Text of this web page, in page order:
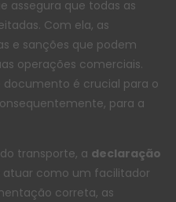
assegura que todas as
Com ela, as
e sanções que podem
operações comerciais.
documento é crucial para o
para a
transporte, a declaração
atuar como um facilitador
correta, as